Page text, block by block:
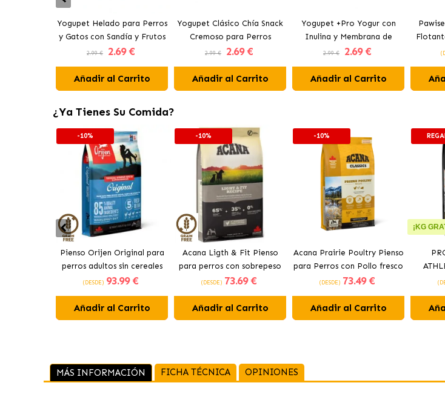
Yogupet Helado para Perros
y Gatos con Sandía y Frutos
Rojos
2.99 € 2.69 €
Añadir al Carrito
Yogupet Clásico Chía Snack
Cremoso para Perros
2.99 € 2.69 €
Añadir al Carrito
Yogupet +Pro Yogur con
Inulina y Membrana de
Huevo para Perros y Gatos
2.99 € 2.69 €
Añadir al Carrito
¿Ya Tienes Su Comida?
-10%
Pienso Orijen Original para
perros adultos sin cereales
de pollo
(DESDE) 93.99 €
Añadir al Carrito
-10%
Acana Ligth & Fit Pienso
para perros con sobrepeso
con pollo fresco
(DESDE) 73.69 €
Añadir al Carrito
-10%
Acana Prairie Poultry Pienso
para Perros con Pollo fresco
(DESDE) 73.49 €
Añadir al Carrito
¡KG
MÁS INFORMACIÓN FICHA TÉCNICA OPINIONES